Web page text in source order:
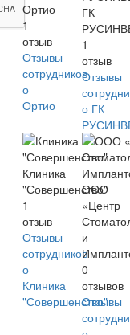
Ортио
1
отзыв
Отзывы
сотрудников
о
Ортио
ГК
1
отзыв
Отзывы
о ГК
Клиника
"Совершенство"
1
отзыв
Отзывы
сотрудников
о
Клиника
"Совершенство"
ООО
«Центр
и
0
отзывов
Отзывы